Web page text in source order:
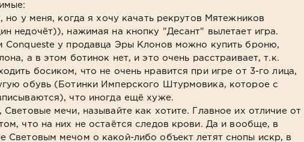
но у меня, когда я хочу качать рекрутов Мятежников
недочёт)), нажимая на кнопку "Десант" вылетает игра.
Conquestе у продавца Эры Клонов можно купить броню,
а в этом ботинок нет, и это очень расстраивает, т.к.
босиком, что не очень нравится при игре от 3-го лица,
обувь (Ботинки Имперского Штурмовика, которое с
что иногда ещё хуже.
мечи, называйте как хотите. Главное их отличие от
что на них не остаётся следов крови. Да и вообще, в
Световым мечом о какой-либо объект летят снопы искр, в